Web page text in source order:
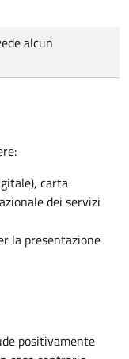
alcun
carta
dei servizi
la presentazione
positivamente